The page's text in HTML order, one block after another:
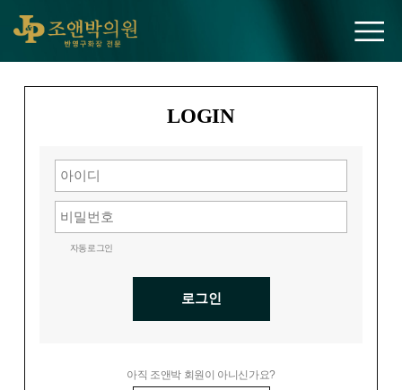
LOGIN
자동로그인
로그인
아직 조앤박 회원이 아니신가요?